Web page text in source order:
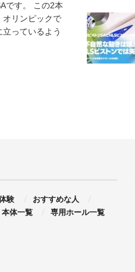
です。 この2本
オリンピックで
っているよう
験
おすすめな人
本体一覧
専用ホール一覧